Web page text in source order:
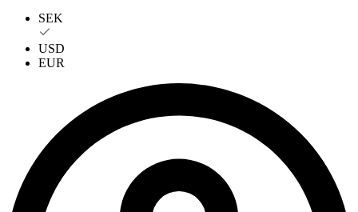
SEK
USD
EUR